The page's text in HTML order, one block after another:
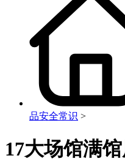
品安全常识 >
17大场馆满